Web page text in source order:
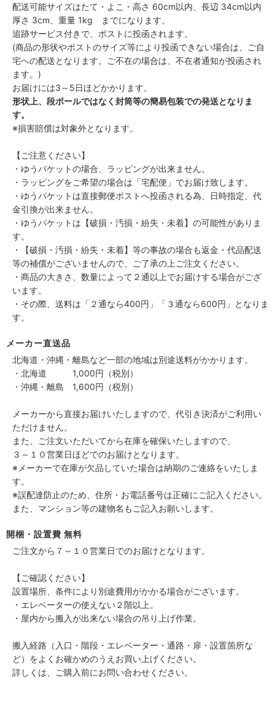
配送可能サイズはたて・よこ・高さ 60cm以内、長辺 34cm以内
厚さ 3cm、重量 1kg までになります。
追跡サービス付きで、ポストに投函されます。
(商品の形状やポストのサイズ等により投函できない場合は、ご自
宅への配送となります。ご不在の場合は、不在者通知が投函され
ます。)
お届けには3～5日ほどかかります。
形状上、段ボールではなく封筒等の簡易包装での発送となりま
す。
※損害賠償は対象外となります。
【ご注意ください】
・ゆうパケットの場合、ラッピングが出来ません。
・ラッピングをご希望の場合は「宅配便」でお届け致します。
・ゆうパケットは直接郵便ポストへ投函される為、日時指定、代
金引換が出来ません。
・ゆうパケットは【破損・汚損・紛失・未着】の可能性がありま
す。
・【破損・汚損・紛失・未着】等の事故の場合も返金・代品配送
等の補償がございませんので、ご了承の上ご注文ください。
・商品の大きさ、数量によって２通以上でお届けする場合がござ
います。
・その際、送料は「２通なら400円」「３通なら600円」となりま
す。
メーカー直送品
北海道・沖縄・離島など一部の地域は別途送料がかかります。
・北海道 1,000円（税別）
・沖縄・離島 1,600円（税別）
メーカーから直接お届けいたしますので、代引き決済がご利用い
ただけません。
また、ご注文いただいてから在庫を確保いたしますので、
３～１０営業日ほどでのお届けとなります。
※メーカーで在庫が欠品していた場合は納期のご連絡をいたしま
す。
※誤配達防止のため、住所・お電話番号は正確にご記入ください。
また、マンション等の建物名もご記入お願いします。
開梱・設置費 無料
ご注文から７～１０営業日でのお届けとなります。
【ご確認ください】
設置場所、条件により別途費用がかかる場合がございます。
・エレベーターの使えない２階以上。
・屋内から搬入が出来ない場合の吊り上げ作業。
搬入経路（入口・階段・エレベーター・通路・扉・設置箇所な
ど）をよくお確かめのうえお買い上げください。
詳しくは、ご購入前にお問い合わせください。